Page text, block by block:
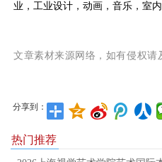
业，工业设计，动画，音乐，室内
文章素材来源网络，如有侵权请
分享到：
热门推荐